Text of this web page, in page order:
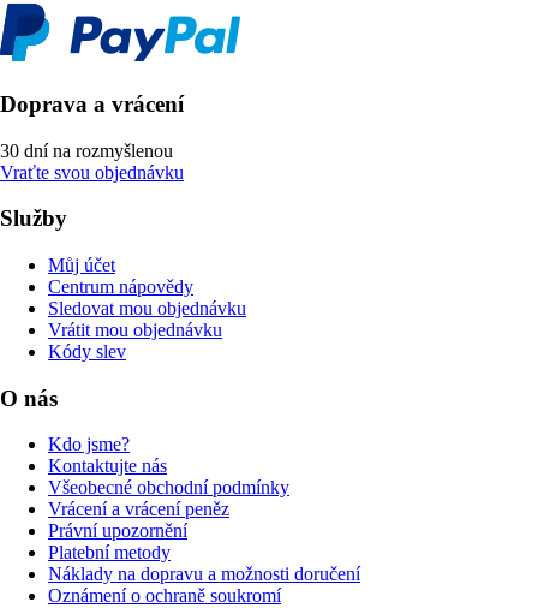
Doprava a vrácení
30 dní na rozmyšlenou
Vraťte svou objednávku
Služby
Můj účet
Centrum nápovědy
Sledovat mou objednávku
Vrátit mou objednávku
Kódy slev
O nás
Kdo jsme?
Kontaktujte nás
Všeobecné obchodní podmínky
Vrácení a vrácení peněz
Právní upozornění
Platební metody
Náklady na dopravu a možnosti doručení
Oznámení o ochraně soukromí